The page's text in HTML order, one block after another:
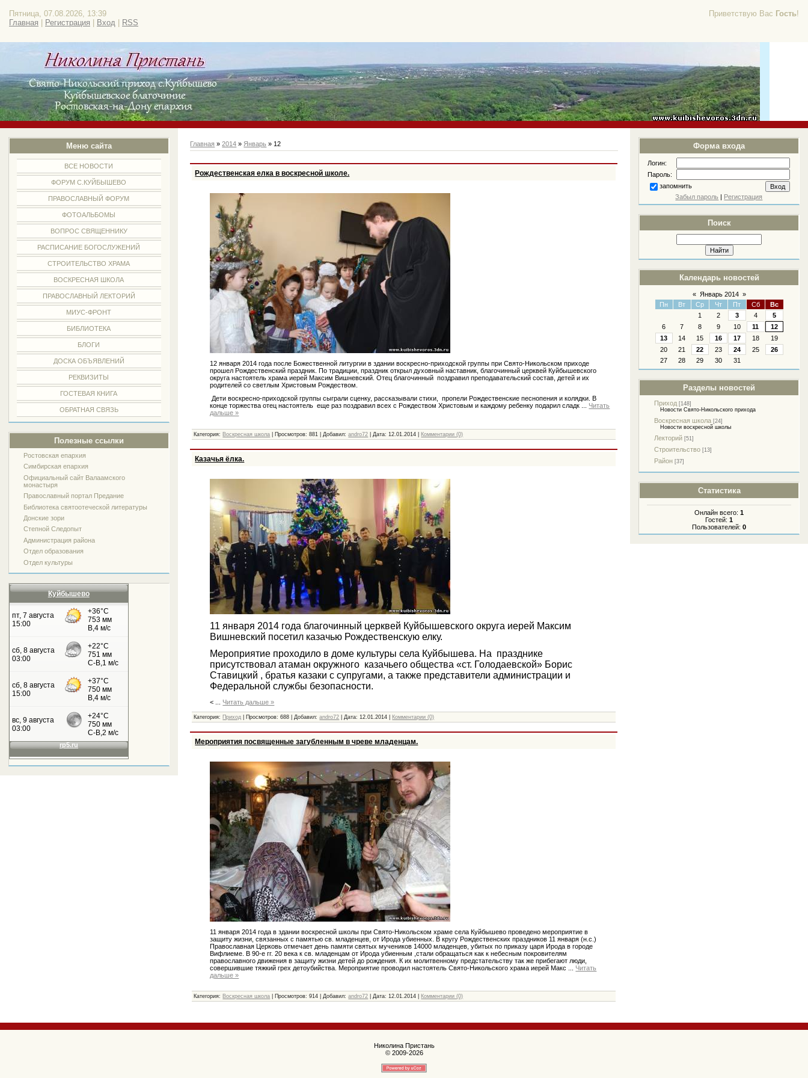
Приветствую Вас Гость!
Пятница, 07.08.2026, 13:39
Главная
Регистрация Вход RSS
Меню сайта
ВСЕ НОВОСТИ
ФОРУМ С.КУЙБЫШЕВО
ПРАВОСЛАВНЫЙ ФОРУМ
ФОТОАЛЬБОМЫ
ВОПРОС СВЯЩЕННИКУ
РАСПИСАНИЕ БОГОСЛУЖЕНИЙ
СТРОИТЕЛЬСТВО ХРАМА
ВОСКРЕСНАЯ ШКОЛА
ПРАВОСЛАВНЫЙ ЛЕКТОРИЙ
МИУС-ФРОНТ
БИБЛИОТЕКА
БЛОГИ
ДОСКА ОБЪЯВЛЕНИЙ
РЕКВИЗИТЫ
ГОСТЕВАЯ КНИГА
ОБРАТНАЯ СВЯЗЬ
Полезные ссылки
Ростовская епархия
Симбирская епархия
Официальный сайт Валаамского
монастыря
Православный портал Предание
Библиотека святоотеческой литературы
Донские зори
Степной Следопыт
Администрация района
Отдел образования
Отдел культуры
Куйбышево
Форма входа
Логин:
Пароль:
запомнить
Забыл пароль | Регистрация
Поиск
Календарь новостей
« Январь 2014 »
Пн
Вт Ср Чт Пт Сб
Вс
1
2 3 4
5
6
7 8 9 10 11
12
13
14 15 16 17 18
19
20
21 22 23 24 25
26
27
28 29 30 31
Разделы новостей
Приход [148]
Новости Свято-Никольского прихода
Воскресная школа [24]
Новости воскресной школы
Лекторий [51]
Строительство [13]
Район [37]
Статистика
Онлайн всего:1
Гостей:1
Пользователей:0
Главная »2014 » Январь » 12
Рождественская елка в воскресной школе.
12 января 2014 года после Божественной литургии в здании воскресно-приходской группы при Свято-Никольском приходе
прошел Рождественский праздник. По традиции, праздник открыл духовный наставник, благочинный церквей Куйбышевского
округа настоятель храма иерей Максим Вишневский. Отец благочинный поздравил преподавательский состав, детей и их
родителей со светлым Христовым Рождеством.
Дети воскресно-приходской группы сыграли сценку, рассказывали стихи, пропели Рождественские песнопения и колядки. В
конце торжества отец настоятель еще раз поздравил всех с Рождеством Христовым и каждому ребенку подарил сладк
Читать
дальше »
Категория: Воскресная школа | Просмотров: 881 | Добавил:andro72 | Дата:12.01.2014 Комментарии (0)
Казачья ёлка.
11 января 2014 года благочинный церквей Куйбышевского округа иерей Максим
Вишневский посетил казачью Рождественскую елку.
Мероприятие проходило в доме культуры села Куйбышева. На празднике
присутствовал атаман окружного казачьего общества «ст. Голодаевской» Борис
Ставицкий , братья казаки с супругами, а также представители администрации и
Федеральной службы безопасности.
< Читать дальше »
Категория: Приход | Просмотров: 688 | Добавил:andro72 | Дата:12.01.2014 Комментарии (0)
Мероприятия посвященные загубленным в чреве младенцам.
11 января 2014 года в здании воскресной школы при Свято-Никольском храме села Куйбышево проведено мероприятие в
защиту жизни, связанных с памятью св. младенцев, от Ирода убиенных. В кругу Рождественских праздников 11 января (н.с.)
Православная Церковь отмечает день памяти святых мучеников 14000 младенцев, убитых по приказу царя Ирода в городе
Вифлиеме. В 90-е гг. 20 века к св. младенцам от Ирода убиенным ,стали обращаться как к небесным покровителям
православного движения в защиту жизни детей до рождения. К их молитвенному предстательству так же прибегают люди,
совершившие тяжкий грех детоубийства. Мероприятие проводил настоятель Свято-Никольского храма иерей Макс
Читать
дальше »
Категория: Воскресная школа | Просмотров: 914 | Добавил:andro72 | Дата:12.01.2014 Комментарии (0)
Николина Пристань
© 2009-2026